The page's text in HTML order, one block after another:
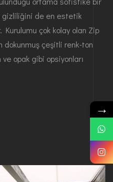
gizliliğini de en estetik
çok kolay olan Zip
dokunmuş çeşitli renk-ton
opak gibi opsiyonları
→